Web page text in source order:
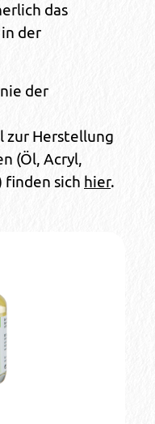
das
der
der
zur Herstellung
(Öl, Acryl,
finden sich hier.